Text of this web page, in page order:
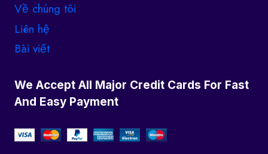
Về chúng tôi
Liên hệ
Bài viết
We Accept All Major Credit Cards For Fast
And Easy Payment